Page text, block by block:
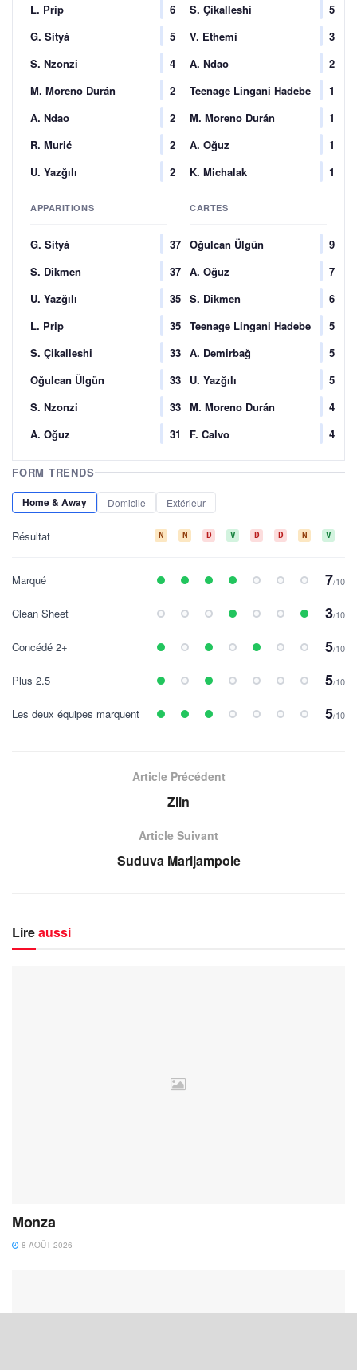
L. Prip
6
G. Sityá
5
S. Nzonzi
4
M. Moreno Durán
2
A. Ndao
2
R. Murić
2
U. Yazğılı
2
S. Çikalleshi
5
V. Ethemi
3
A. Ndao
2
Teenage Lingani Hadebe
1
M. Moreno Durán
1
A. Oğuz
1
K. Michalak
1
APPARITIONS
G. Sityá
37
S. Dikmen
37
U. Yazğılı
35
L. Prip
35
S. Çikalleshi
33
Oğulcan Ülgün
33
S. Nzonzi
33
A. Oğuz
31
CARTES
Oğulcan Ülgün
9
A. Oğuz
7
S. Dikmen
6
Teenage Lingani Hadebe
5
A. Demirbağ
5
U. Yazğılı
5
M. Moreno Durán
4
F. Calvo
4
FORM TRENDS
Home & Away Domicile Extérieur
Résultat N N D V D D N V
Marqué 7/10
Clean Sheet 3/10
Concédé 2+ 5/10
Plus 2.5 5/10
Les deux équipes marquent 5/10
Article Précédent
Zlin
Article Suivant
Suduva Marijampole
Lireaussi
Monza
8 AOÛT 2026